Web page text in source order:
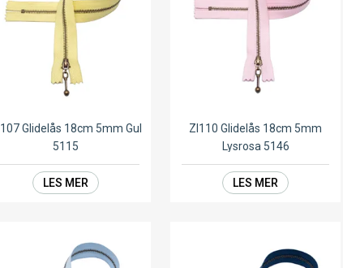
Glidelås 18cm 5mm Gul
5115
LES MER
ZI110 Glidelås 18cm 5mm
Lysrosa 5146
LES MER